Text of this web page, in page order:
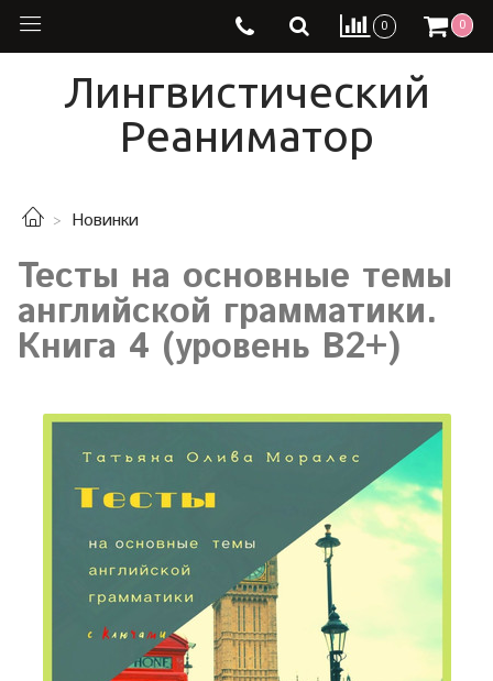
0 0
Лингвистический
Реаниматор
Новинки
Тесты на основные темы
английской грамматики.
Книга 4 (уровень В2+)